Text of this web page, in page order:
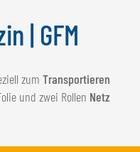
| GFM
zum Transportieren
und zwei Rollen Netz